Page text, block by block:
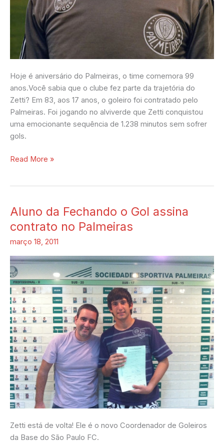
Hoje é aniversário do Palmeiras, o time comemora 99
anos.Você sabia que o clube fez parte da trajetória do
Zetti? Em 83, aos 17 anos, o goleiro foi contratado pelo
Palmeiras. Foi jogando no alviverde que Zetti conquistou
uma emocionante sequência de 1.238 minutos sem sofrer
gols.
Read More »
Aluno da Fechando o Gol assina
contrato no Palmeiras
março 18, 2011
Zetti está de volta! Ele é o novo Coordenador de Goleiros
da Base do São Paulo FC.
Aluno
Fechando
o
Gol
assina
contrato
no
Palmeiras